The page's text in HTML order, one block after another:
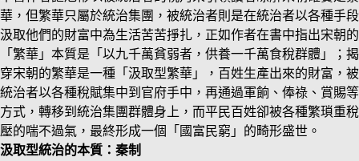
華，但繁華只屬於統治集團，被統治者則是在統治者以各種手段
汲取他們的財富中為生活苦苦掙扎，正如作者在書中指出宋朝的
「繁華」本質是「以九千萬貧弱者，供養一千萬食稅群體」；揭
穿宋朝的繁華是一種「汲取型繁華」，百姓生產出來的財富，被
統治者以各種稅賦集中到官府手中，再通過軍餉、俸祿、賞賜等
方式，轉移到統治集團群體身上，而平民百姓卻被各種繁瑣重稅
壓的喘不過氣，最終形成一個「國富民窮」的畸形盛世。
汲取型統治的本質：秦制